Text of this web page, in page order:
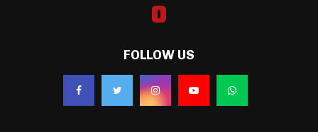
FOLLOW US